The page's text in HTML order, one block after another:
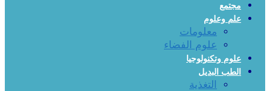
مجتمع
علم وعلوم
معلومات
علوم الفضاء
علوم وتكنولوجيا
الطب البديل
التغذية